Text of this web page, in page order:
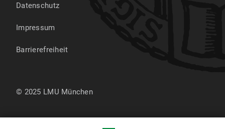
Datenschutz
Impressum
Barrierefreiheit
© 2025 LMU München